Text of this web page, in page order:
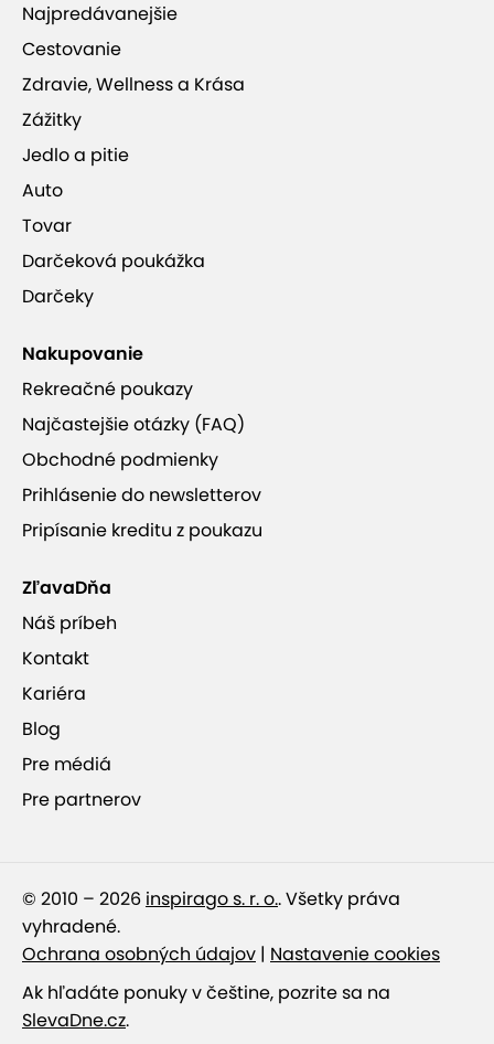
Najpredávanejšie
Cestovanie
Zdravie, Wellness a Krása
Zážitky
Jedlo a pitie
Auto
Tovar
Darčeková poukážka
Darčeky
Nakupovanie
Rekreačné poukazy
Najčastejšie otázky (FAQ)
Obchodné podmienky
Prihlásenie do newsletterov
Pripísanie kreditu z poukazu
ZľavaDňa
Náš príbeh
Kontakt
Kariéra
Blog
Pre médiá
Pre partnerov
© 2010 – 2026 inspirago s. r. o.. Všetky práva
vyhradené.
Ochrana osobných údajov | Nastavenie cookies
Ak hľadáte ponuky v češtine, pozrite sa na
SlevaDne.cz.